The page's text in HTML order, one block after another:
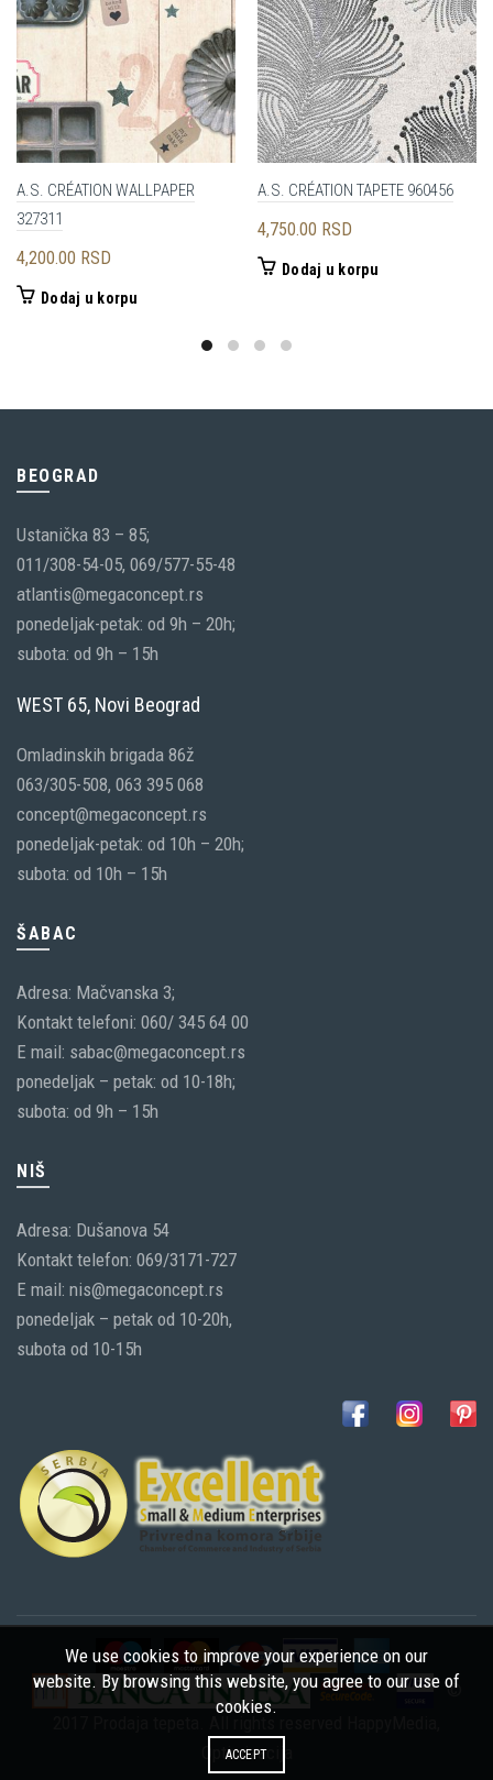
A.S. CRÉATION WALLPAPER
327311
4,200.00 RSD
Dodaj u korpu
A.S. CRÉATION TAPETE 960456
4,750.00 RSD
Dodaj u korpu
BEOGRAD
Ustanička 83 – 85;
011/308-54-05, 069/577-55-48
atlantis@megaconcept.rs
ponedeljak-petak: od 9h – 20h;
subota: od 9h – 15h
WEST 65, Novi Beograd
Omladinskih brigada 86ž
063/305-508, 063 395 068
concept@megaconcept.rs
ponedeljak-petak: od 10h – 20h;
subota: od 10h – 15h
ŠABAC
Adresa: Mačvanska 3;
Kontakt telefoni: 060/ 345 64 00
E mail: sabac@megaconcept.rs
ponedeljak – petak: od 10-18h;
subota: od 9h – 15h
NIŠ
Adresa: Dušanova 54
Kontakt telefon: 069/3171-727
E mail: nis@megaconcept.rs
ponedeljak – petak od 10-20h,
subota od 10-15h
©
Optimizacija
We use cookies to improve your experience on our
website. By browsing this website, you agree to our use of
cookies.
ACCEPT